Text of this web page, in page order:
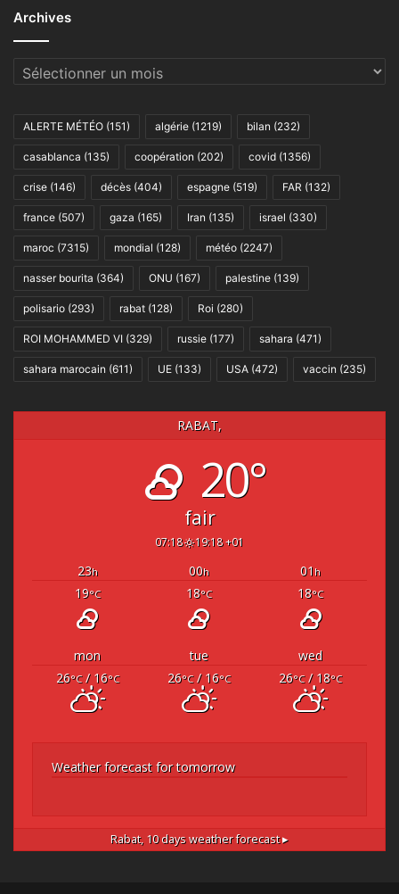
Archives
Archives
ALERTE MÉTÉO (151) algérie (1219) bilan (232)
casablanca (135) coopération (202) covid (1356)
crise (146) décès (404) espagne (519) FAR (132)
france (507) gaza (165) Iran (135) israel (330)
maroc (7315) mondial (128) météo (2247)
nasser bourita (364) ONU (167) palestine (139)
polisario (293) rabat (128) Roi (280)
ROI MOHAMMED VI (329) russie (177) sahara (471)
sahara marocain (611) UE (133) USA (472) vaccin (235)
RABAT,
20°
fair
07:18 19:18 +01
23h 00h 01 h
19°C 18°C 18°C
mon tue
wed
26°C/ 16°C 26°C/ 16°C 26°C/ 18°C
Weather forecast for tomorrow
Rabat, 10 days weather forecast ▸